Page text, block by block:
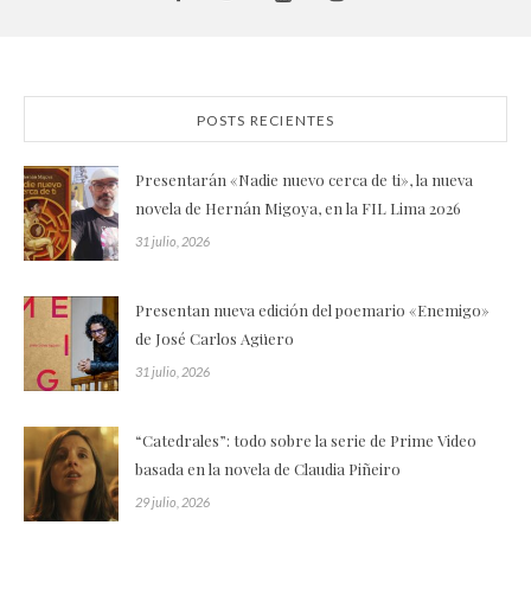
POSTS RECIENTES
Presentarán «Nadie nuevo cerca de ti», la nueva
novela de Hernán Migoya, en la FIL Lima 2026
31 julio, 2026
Presentan nueva edición del poemario «Enemigo»
de José Carlos Agüero
31 julio, 2026
“Catedrales”: todo sobre la serie de Prime Video
basada en la novela de Claudia Piñeiro
29 julio, 2026